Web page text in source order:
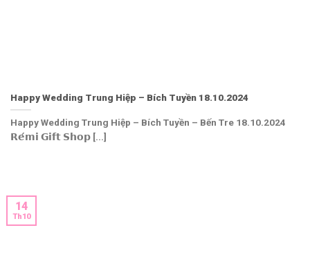
Happy Wedding Trung Hiệp – Bích Tuyền 18.10.2024
Happy Wedding Trung Hiệp – Bích Tuyền – Bến Tre 18.10.2024
𝗥𝗲́𝗺𝗶 𝗚𝗶𝗳𝘁 𝗦𝗵𝗼𝗽 [...]
14
Th10